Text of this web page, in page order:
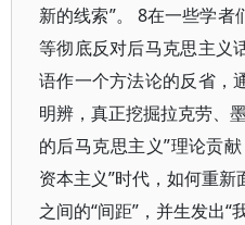
新的线索”。 8在一些学
等彻底反对后马克思主义
语作一个方法论的反省，
明辨，真正挖掘拉克劳、
的后马克思主义”理论贡
资本主义”时代，如何重
之间的“间距”，并生发出“